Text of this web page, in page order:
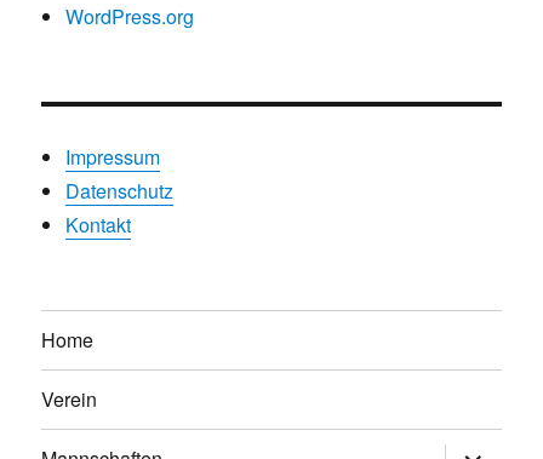
WordPress.org
Impressum
Datenschutz
Kontakt
Home
Verein